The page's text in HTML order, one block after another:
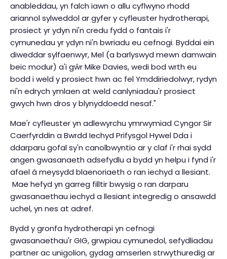
anableddau, yn falch iawn o allu cyflwyno rhodd
ariannol sylweddol ar gyfer y cyfleuster hydrotherapi,
prosiect yr ydyn ni'n credu fydd o fantais i'r
cymunedau yr ydyn ni'n bwriadu eu cefnogi. Byddai ein
diweddar sylfaenwyr, Mel (a barlyswyd mewn damwain
beic modur) a'i gŵr Mike Davies, wedi bod wrth eu
bodd i weld y prosiect hwn ac fel Ymddiriedolwyr, rydyn
ni'n edrych ymlaen at weld canlyniadau'r prosiect
gwych hwn dros y blynyddoedd nesaf."
Mae'r cyfleuster yn adlewyrchu ymrwymiad Cyngor Sir
Caerfyrddin a Bwrdd Iechyd Prifysgol Hywel Dda i
ddarparu gofal sy'n canolbwyntio ar y claf i'r rhai sydd
angen gwasanaeth adsefydlu a bydd yn helpu i fynd i'r
afael â meysydd blaenoriaeth o ran iechyd a llesiant.
Mae hefyd yn garreg filltir bwysig o ran darparu
gwasanaethau iechyd a llesiant integredig o ansawdd
uchel, yn nes at adref.
Bydd y gronfa hydrotherapi yn cefnogi
gwasanaethau'r GIG, grwpiau cymunedol, sefydliadau
partner ac unigolion, gydag amserlen strwythuredig ar